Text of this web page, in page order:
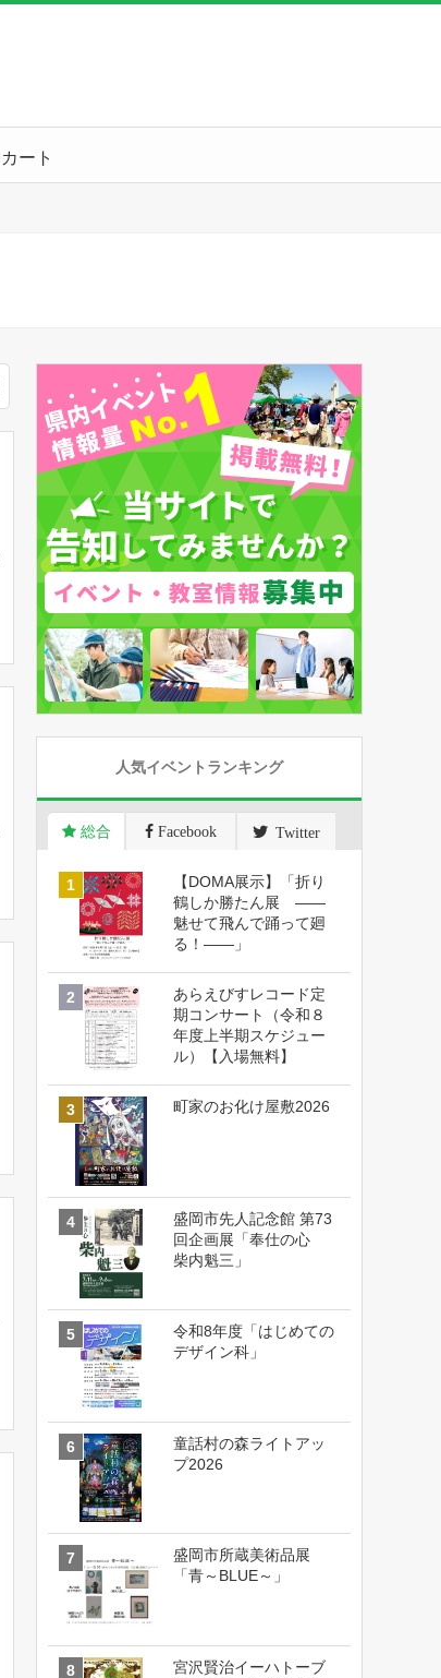
カート
人気イベントランキング
総合 Facebook Twitter
【DOMA展示】「折り
鶴しか勝たん展 ――
魅せて飛んで踊って廻
る！――」
あらえびすレコード定
期コンサート（令和８
年度上半期スケジュー
ル）【入場無料】
町家のお化け屋敷2026
盛岡市先人記念館 第73
回企画展「奉仕の心
柴内魁三」
令和8年度「はじめての
デザイン科」
童話村の森ライトアッ
プ2026
盛岡市所蔵美術品展
「青～BLUE～」
宮沢賢治イーハトーブ